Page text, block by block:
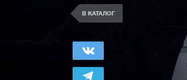
В КАТАЛОГ